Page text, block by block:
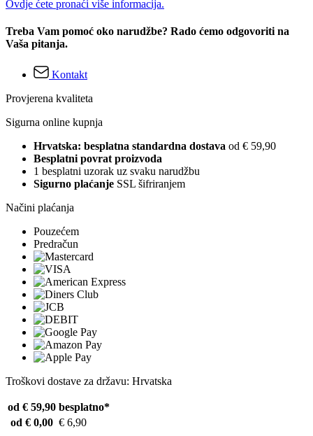
Ovdje ćete pronaći više informacija.
Treba Vam pomoć oko narudžbe? Rado ćemo odgovoriti na
Vaša pitanja.
Kontakt
Provjerena kvaliteta
Sigurna online kupnja
Hrvatska: besplatna standardna dostava od € 59,90
Besplatni povrat proizvoda
1 besplatni uzorak uz svaku narudžbu
Sigurno plaćanje SSL šifriranjem
Načini plaćanja
Pouzećem
Predračun
Troškovi dostave za državu: Hrvatska
od € 59,90 besplatno*
od € 0,00 € 6,90